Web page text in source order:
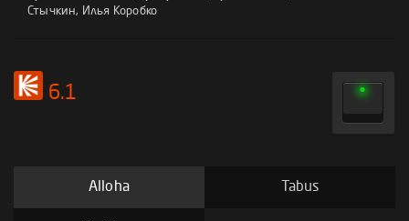
Стычкин, Илья Коробко
6.1
Alloha Tabus